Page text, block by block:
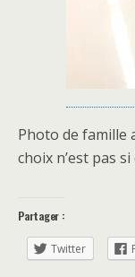
Photo de famille
choix n’est pas
Partager :
Twitter